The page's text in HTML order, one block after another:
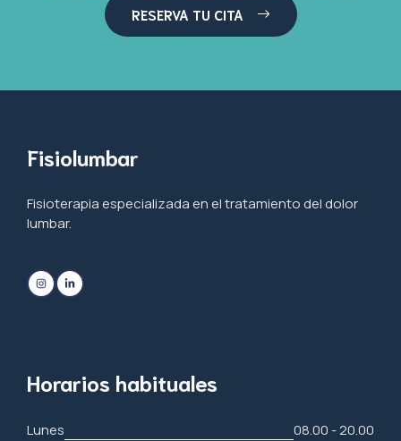
RESERVA TU CITA
Fisiolumbar
Fisioterapia especializada en el tratamiento del dolor
lumbar.
Horarios habituales
Lunes
08.00 - 20.00